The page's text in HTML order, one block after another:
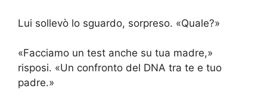
Lui sollevò lo sguardo, sorpreso. «Quale?»
«Facciamo un test anche su tua madre,»
risposi. «Un confronto del DNA tra te e tuo
padre.»